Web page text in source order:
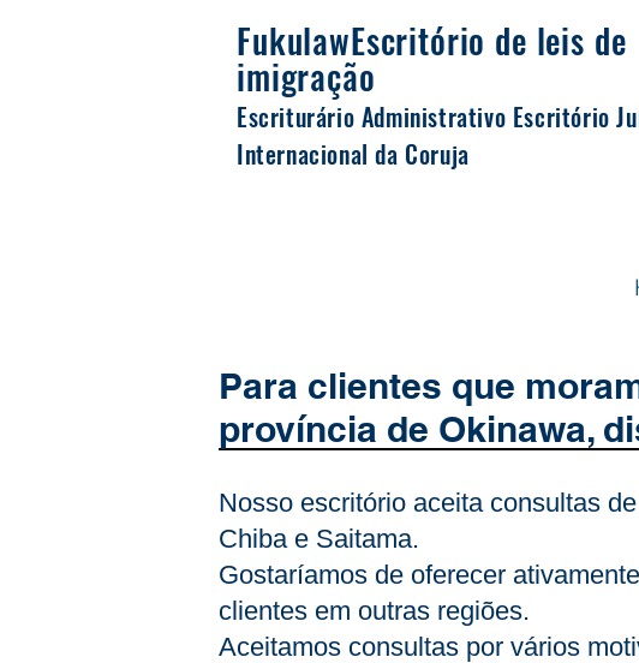
FukulawEscritório de leis de
imigração
Escriturário Administrativo Escritório
Internacional da Coruja
Para clientes que
província de Okinawa,
Nosso escritório aceita consultas
Chiba e Saitama.
Gostaríamos de oferecer
clientes em outras regiões.
Aceitamos consultas por vários